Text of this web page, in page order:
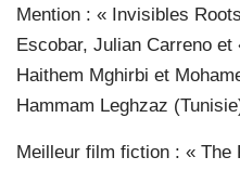
Mention : « Invisibles
Escobar, Julian Carreno
Haithem Mghirbi et
Hammam Leghzaz
Meilleur film fiction : « The